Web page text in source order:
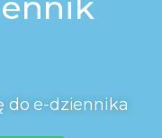
do e-dziennika